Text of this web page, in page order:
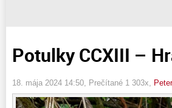
Potulky CCXIII –
18. mája 2024 14:50 , Prečítané 1 303x,